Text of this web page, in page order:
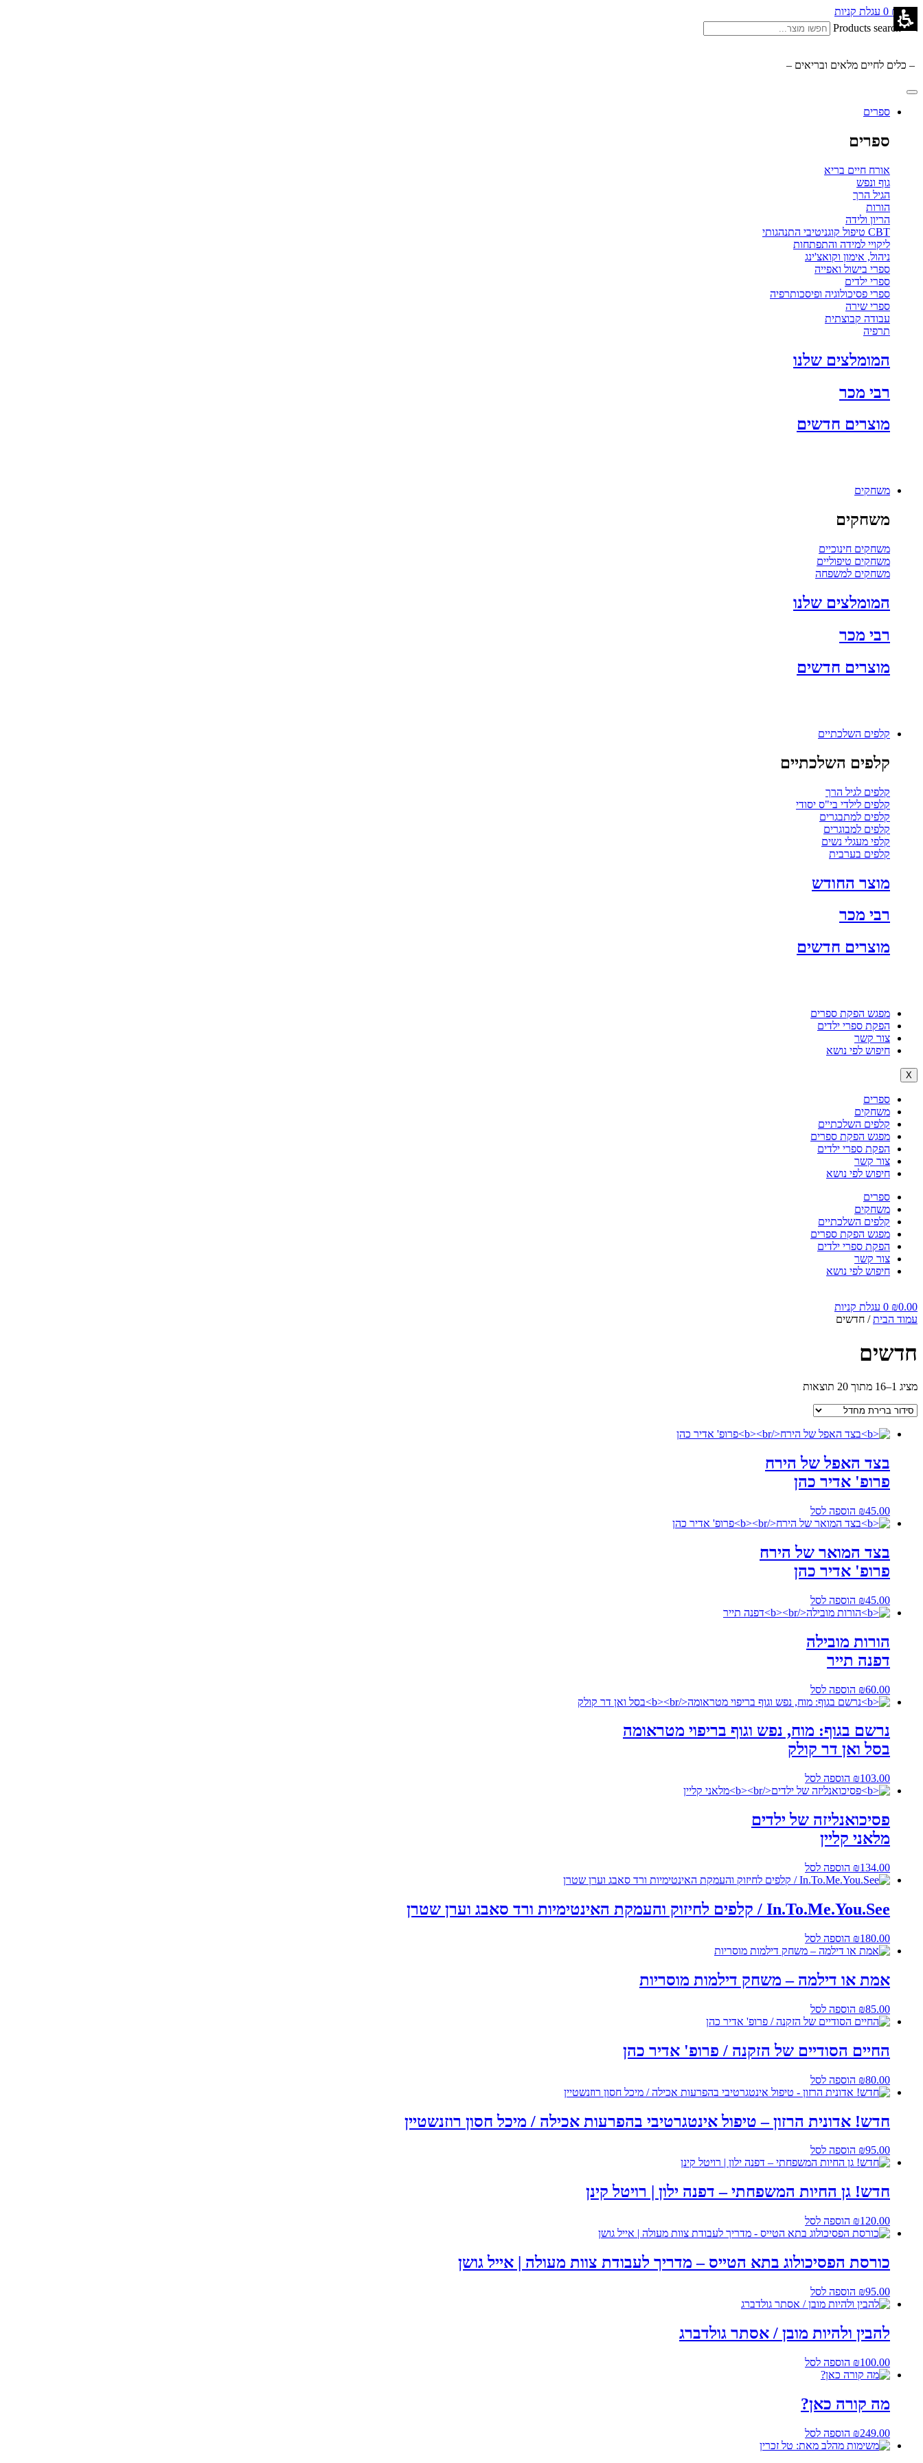
₪ 0.00
0 עגלת קניות
Products search
– כלים לחיים מלאים ובריאים –
ספרים
ספרים
אורח חיים בריא
גוף ונפש
הגיל הרך
הורות
הריון ולידה
CBT טיפול קוגניטיבי התנהגותי
ליקויי למידה והתפתחות
ניהול, אימון וקואצ'ינג
ספרי בישול ואפייה
ספרי ילדים
ספרי פסיכולוגיה ופיסכותרפיה
ספרי שירה
עבודה קבוצתית
תרפיה
המומלצים שלנו
רבי מכר
מוצרים חדשים
משחקים
משחקים
משחקים חינוכיים
משחקים טיפוליים
משחקים למשפחה
המומלצים שלנו
רבי מכר
מוצרים חדשים
קלפים השלכתיים
קלפים השלכתיים
קלפים לגיל הרך
קלפים לילדי בי"ס יסודי
קלפים למתבגרים
קלפים למבוגרים
קלפי מעגלי נשים
קלפים בערבית
מוצר החודש
רבי מכר
מוצרים חדשים
מפגש הפקת ספרים
הפקת ספרי ילדים
צור קשר
חיפוש לפי נושא
X
ספרים
משחקים
קלפים השלכתיים
מפגש הפקת ספרים
הפקת ספרי ילדים
צור קשר
חיפוש לפי נושא
ספרים
משחקים
קלפים השלכתיים
מפגש הפקת ספרים
הפקת ספרי ילדים
צור קשר
חיפוש לפי נושא
₪0.00
0 עגלת קניות
עמוד הבית/ חדשים
חדשים
מציג 1–16 מתוך 20 תוצאות
בצד האפל של הירח
פרופ' אדיר כהן
₪45.00 הוספה לסל
בצד המואר של הירח
פרופ' אדיר כהן
₪45.00 הוספה לסל
הורות מובילה
דפנה תייר
₪60.00 הוספה לסל
נרשם בגוף: מוח, נפש וגוף בריפוי מטראומה
בסל ואן דר קולק
₪103.00 הוספה לסל
פסיכואנליזה של ילדים
מלאני קליין
₪134.00 הוספה לסל
In.To.Me.You.See / קלפים לחיזוק והעמקת האינטימיות ורד סאבג וערן שטרן
₪180.00 הוספה לסל
אמת או דילמה – משחק דילמות מוסריות
₪85.00 הוספה לסל
החיים הסודיים של הזקנה / פרופ' אדיר כהן
₪80.00 הוספה לסל
חדש! אדונית הרזון – טיפול אינטגרטיבי בהפרעות אכילה / מיכל חסון רוזנשטיין
₪95.00 הוספה לסל
חדש! גן החיות המשפחתי – דפנה ילון | רויטל קינן
₪120.00 הוספה לסל
כורסת הפסיכולוג בתא הטייס – מדריך לעבודת צוות מעולה | אייל גושן
₪95.00 הוספה לסל
להבין ולהיות מובן / אסתר גולדברג
₪100.00 הוספה לסל
מה קורה כאן?
₪249.00 הוספה לסל